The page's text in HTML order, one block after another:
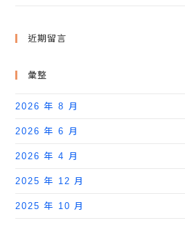
近期留言
彙整
2026 年 8 月
2026 年 6 月
2026 年 4 月
2025 年 12 月
2025 年 10 月